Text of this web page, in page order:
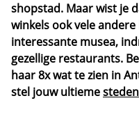
shopstad. Maar wist je
winkels ook vele
interessante musea,
gezellige restaurants.
haar 8x wat te zien in
stel jouw ultieme